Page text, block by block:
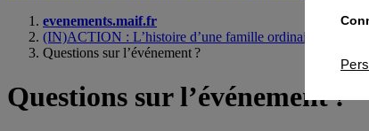
evenements.maif.fr
(IN)ACTION : L’histoire d’une famille ordinaire face à un
Questions sur l’événement ?
Questions sur l’événement ?